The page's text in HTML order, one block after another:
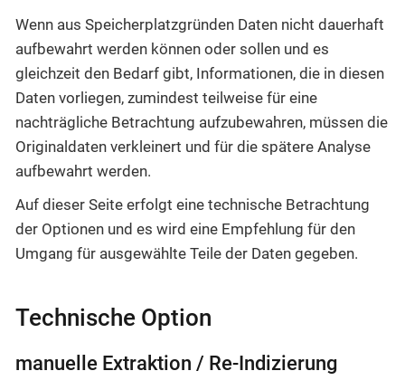
Wenn aus Speicherplatzgründen Daten nicht dauerhaft
aufbewahrt werden können oder sollen und es
gleichzeit den Bedarf gibt, Informationen, die in diesen
Daten vorliegen, zumindest teilweise für eine
nachträgliche Betrachtung aufzubewahren, müssen die
Originaldaten verkleinert und für die spätere Analyse
aufbewahrt werden.
Auf dieser Seite erfolgt eine technische Betrachtung
der Optionen und es wird eine Empfehlung für den
Umgang für ausgewählte Teile der Daten gegeben.
Technische Option
manuelle Extraktion / Re-Indizierung